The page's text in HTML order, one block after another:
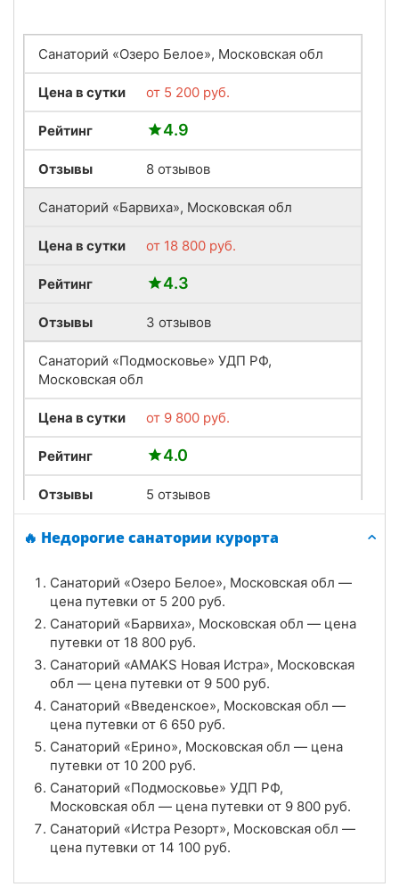
Санаторий «Озеро Белое», Московская обл
Цена в сутки от 5 200 руб.
Рейтинг 4.9
Отзывы 8 отзывов
Санаторий «Барвиха», Московская обл
Цена в сутки от 18 800 руб.
Рейтинг 4.3
Отзывы 3 отзывов
Санаторий «Подмосковье» УДП РФ,
Московская обл
Цена в сутки от 9 800 руб.
Рейтинг 4.0
Отзывы 5 отзывов
Санаторий «АMAKS Новая Истра», Московская
обл
Цена в сутки от9 500руб.
Рейтинг 4.3
Отзывы 3 отзывов
Санаторий «Ерино», Московская обл
Цена в сутки от10 200руб.
Рейтинг 4.3
Отзывы 4 отзывов
Санаторий «Истра Резорт», Московская обл
🔥 Недорогие санатории курорта
Санаторий «Озеро Белое», Московская обл —
цена путевки от 5 200 руб.
Санаторий «Барвиха», Московская обл — цена
путевки от 18 800 руб.
Санаторий «АMAKS Новая Истра», Московская
обл — цена путевки от 9 500 руб.
Санаторий «Введенское», Московская обл —
цена путевки от 6 650 руб.
Санаторий «Ерино», Московская обл — цена
путевки от 10 200 руб.
Санаторий «Подмосковье» УДП РФ,
Московская обл — цена путевки от 9 800 руб.
Санаторий «Истра Резорт», Московская обл —
цена путевки от 14 100 руб.